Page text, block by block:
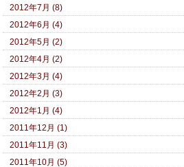
2012年7月 (8)
2012年6月 (4)
2012年5月 (2)
2012年4月 (2)
2012年3月 (4)
2012年2月 (3)
2012年1月 (4)
2011年12月 (1)
2011年11月 (3)
2011年10月 (5)